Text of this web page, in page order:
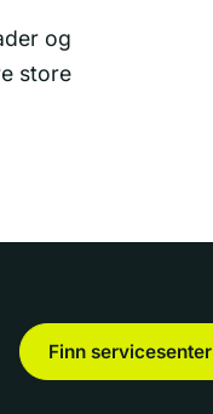
og
store
Finn servicesenter